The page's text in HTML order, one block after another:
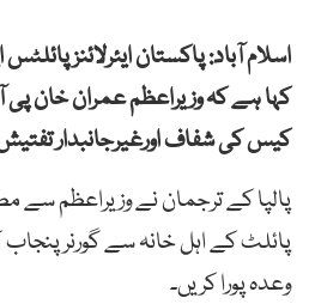
اسلام آباد: پاکستان ایئرلائنز
کہا ہے کہ وزیراعظم عمران خان پی
کیس کی شفاف اورغیرجانبدار تفتیش
پالپا کے ترجمان نے وزیراعظم سے
پائلٹ کے اہل خانہ سے گورنر پنجاب
وعدہ پورا کریں۔